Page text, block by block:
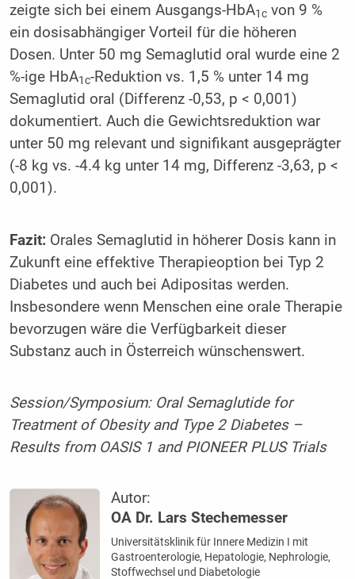
zeigte sich bei einem Ausgangs-HbA1cvon 9 %
ein dosisabhängiger Vorteil für die höheren
Dosen. Unter 50 mg Semaglutid oral wurde eine 2
%-ige HbA1c-Reduktion vs. 1,5 % unter 14 mg
Semaglutid oral (Differenz -0,53, p < 0,001)
dokumentiert. Auch die Gewichtsreduktion war
unter 50 mg relevant und signifikant ausgeprägter
(-8 kg vs. -4.4 kg unter 14 mg, Differenz -3,63, p <
0,001).
Fazit:Orales Semaglutid in höherer Dosis kann in
Zukunft eine effektive Therapieoption bei Typ 2
Diabetes und auch bei Adipositas werden.
Insbesondere wenn Menschen eine orale Therapie
bevorzugen wäre die Verfügbarkeit dieser
Substanz auch in Österreich wünschenswert.
Session/Symposium: Oral Semaglutide for
Treatment of Obesity and Type 2 Diabetes –
Results from OASIS 1 and PIONEER PLUS Trials
Autor:
OA Dr. Lars Stechemesser
Universitätsklinik für Innere Medizin I mit
Gastroenterologie, Hepatologie, Nephrologie,
Stoffwechsel und Diabetologie